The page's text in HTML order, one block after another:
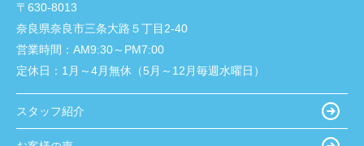
〒630-8013
奈良県奈良市三条大路５丁目2-40
営業時間： AM9:30～PM7:00
定休日： 1月～4月無休（5月～12月毎週水曜日）
スタッフ紹介